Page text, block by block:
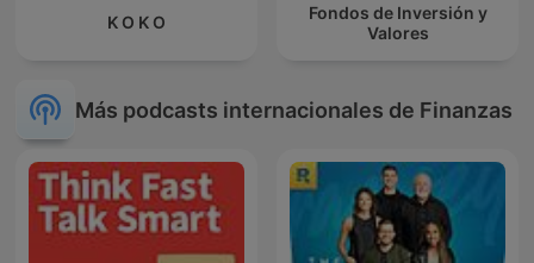
K O K O
Fondos de Inversión y
Valores
Más podcasts internacionales de Finanzas